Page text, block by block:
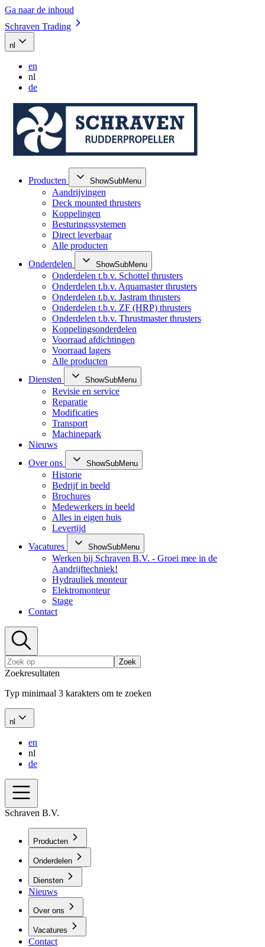
Ga naar de inhoud
Schraven Trading
nl
en
nl
de
Producten ShowSubMenu
Aandrijvingen
Deck mounted thrusters
Koppelingen
Besturingssystemen
Direct leverbaar
Alle producten
Onderdelen
ShowSubMenu
Onderdelen t.b.v. Schottel thrusters
Onderdelen t.b.v. Aquamaster thrusters
Onderdelen t.b.v. Jastram thrusters
Onderdelen t.b.v. ZF (HRP) thrusters
Onderdelen t.b.v. Thrustmaster thrusters
Koppelingsonderdelen
Voorraad afdichtingen
Voorraad lagers
Alle producten
Diensten
ShowSubMenu
Revisie en service
Reparatie
Modificaties
Transport
Machinepark
Nieuws
Over ons
ShowSubMenu
Historie
Bedrijf in beeld
Brochures
Medewerkers in beeld
Alles in eigen huis
Levertijd
Vacatures
ShowSubMenu
Werken bij Schraven B.V. - Groei mee in de
Aandrijftechniek!
Hydrauliek monteur
Elektromonteur
Stage
Contact
Zoek
Zoekresultaten
Typ minimaal 3 karakters om te zoeken
nl
en
nl
de
Schraven B.V.
Producten
Onderdelen
Diensten
Nieuws
Over ons
Vacatures
Contact